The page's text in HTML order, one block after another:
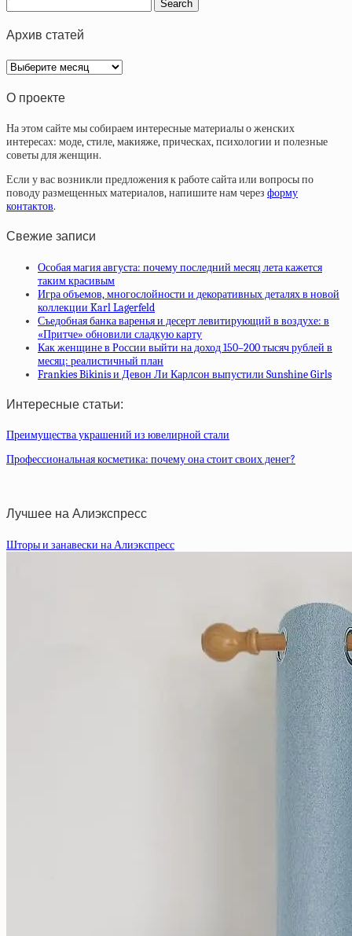
Архив статей
Архив
статей
О проекте
На этом сайте мы собираем интересные материалы о женских
интересах: моде, стиле, макияже, прическах, психологии и полезные
советы для женщин.
Если у вас возникли предложения к работе сайта или вопросы по
поводу размещенных материалов, напишите нам через форму
контактов.
Свежие записи
Особая магия августа: почему последний месяц лета кажется
таким красивым
Игра объемов, многослойности и декоративных деталях в новой
коллекции Karl Lagerfeld
Съедобная банка варенья и десерт левитирующий в воздухе: в
«Притче» обновили сладкую карту
Как женщине в России выйти на доход 150–200 тысяч рублей в
месяц: реалистичный план
Frankies Bikinis и Девон Ли Карлсон выпустили Sunshine Girls
Интересные статьи:
Преимущества украшений из ювелирной стали
Профессиональная косметика: почему она стоит своих денег?
Лучшее на Алиэкспресс
Шторы и занавески на Алиэкспресс